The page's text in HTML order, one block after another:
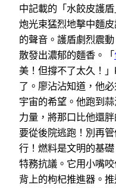
中記載的「水餃皮護
炮光束猛烈地擊中麵
的聲音。護盾劇烈震
散發出濃郁的麵香。「
美！但撐不了太久！
了。廖沾沾知道，他
宇宙的希望。他跑到
力量，將那口比他還
要從後院逃跑！別再
行！燃料是文明的基
特務抗議。它用小嘴
背上的枸杞推進器。